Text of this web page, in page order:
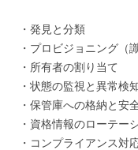
・発見と分類
・プロビジョニング（
・所有者の割り当て
・状態の監視と異常検
・保管庫への格納と安
・資格情報のローテー
・コンプライアンス対